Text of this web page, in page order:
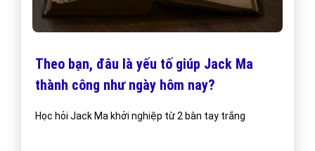
Theo bạn, đâu là yếu tố giúp Jack Ma
thành công như ngày hôm nay?
Học hỏi Jack Ma khởi nghiệp từ 2 bàn tay trắng